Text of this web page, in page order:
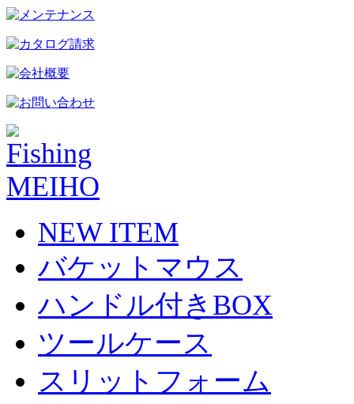
NEW ITEM
バケットマウス
ハンドル付きBOX
ツールケース
スリットフォーム